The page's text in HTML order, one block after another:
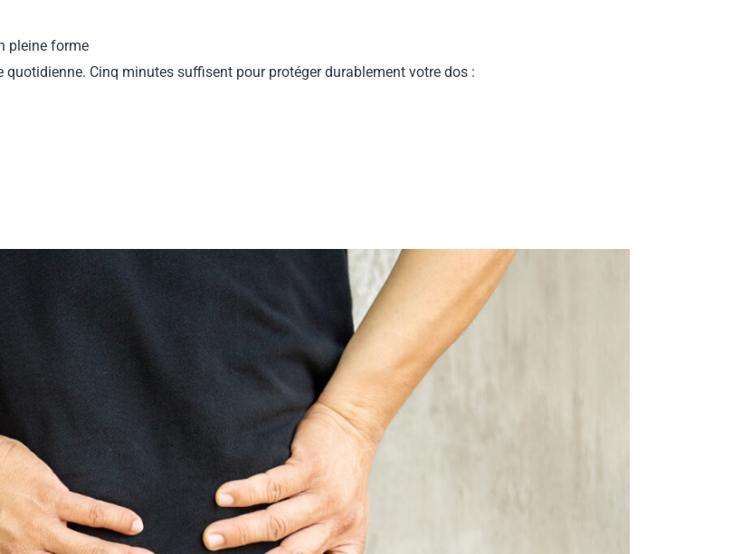
pleine forme
Cinq minutes suffisent pour protéger durablement votre dos :